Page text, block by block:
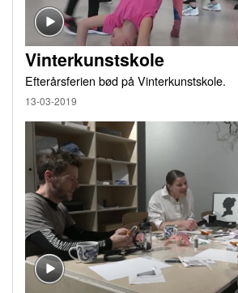
Vinterkunstskole
Efterårsferien bød på Vinterkunstskole.
13-03-2019